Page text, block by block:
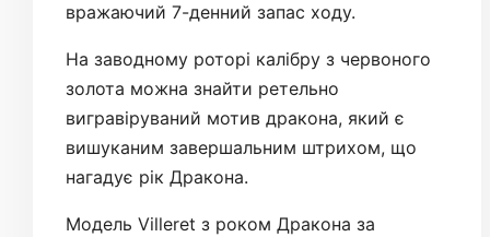
вражаючий 7-денний запас ходу.
На заводному роторі калібру з червоного
золота можна знайти ретельно
вигравіруваний мотив дракона, який є
вишуканим завершальним штрихом, що
нагадує рік Дракона.
Модель Villeret з роком Дракона за